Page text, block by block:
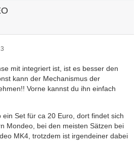
mit integriert ist, ist es besser den
kann der Mechanismus der
Vorne kannst du ihn einfach
ein Set für ca 20 Euro, dort findet sich
Mondeo, bei den meisten Sätzen bei
MK4, trotzdem ist irgendeiner dabei